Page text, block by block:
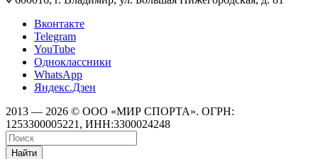
Вконтакте
Telegram
YouTube
Одноклассники
WhatsApp
Яндекс.Дзен
2013 — 2026 © ООО «МИР СПОРТА». ОГРН:
1253300005221, ИНН:3300024248
Найти